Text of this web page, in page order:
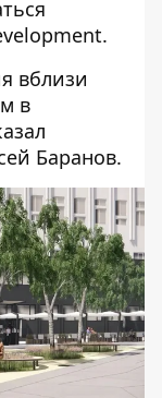
вблизи
в
Баранов.